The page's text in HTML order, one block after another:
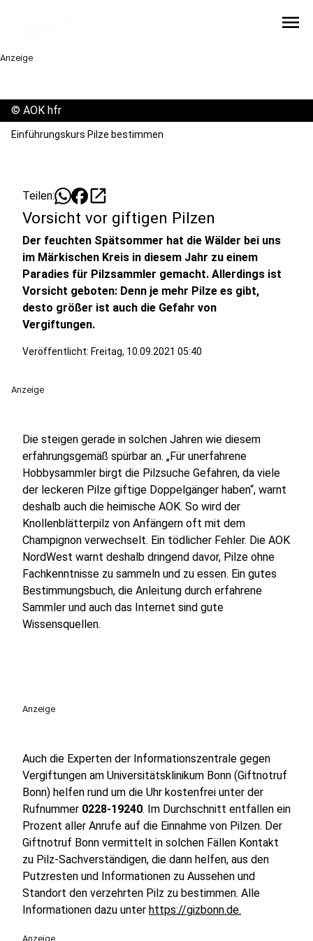
menu
Anzeige
© AOK hfr
Einführungskurs Pilze bestimmen
Teilen: open_in_new
Vorsicht vor giftigen Pilzen
Der feuchten Spätsommer hat die Wälder bei uns
im Märkischen Kreis in diesem Jahr zu einem
Paradies für Pilzsammler gemacht. Allerdings ist
Vorsicht geboten: Denn je mehr Pilze es gibt,
desto größer ist auch die Gefahr von
Vergiftungen.
Veröffentlicht: Freitag, 10.09.2021 05:40
Anzeige
Die steigen gerade in solchen Jahren wie diesem
erfahrungsgemäß spürbar an. „Für unerfahrene
Hobbysammler birgt die Pilzsuche Gefahren, da viele
der leckeren Pilze giftige Doppelgänger haben“, warnt
deshalb auch die heimische AOK. So wird der
Knollenblätterpilz von Anfängern oft mit dem
Champignon verwechselt. Ein tödlicher Fehler. Die AOK
NordWest warnt deshalb dringend davor, Pilze ohne
Fachkenntnisse zu sammeln und zu essen. Ein gutes
Bestimmungsbuch, die Anleitung durch erfahrene
Sammler und auch das Internet sind gute
Wissensquellen.
Anzeige
Auch die Experten der Informationszentrale gegen
Vergiftungen am Universitätsklinikum Bonn (Giftnotruf
Bonn) helfen rund um die Uhr kostenfrei unter der
Rufnummer 0228-19240. Im Durchschnitt entfallen ein
Prozent aller Anrufe auf die Einnahme von Pilzen. Der
Giftnotruf Bonn vermittelt in solchen Fällen Kontakt
zu Pilz-Sachverständigen, die dann helfen, aus den
Putzresten und Informationen zu Aussehen und
Standort den verzehrten Pilz zu bestimmen. Alle
Informationen dazu unter https://gizbonn.de.
Anzeige